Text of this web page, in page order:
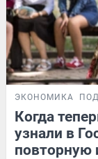
ЭКОНОМИКА
Когда
узнали в
повторную